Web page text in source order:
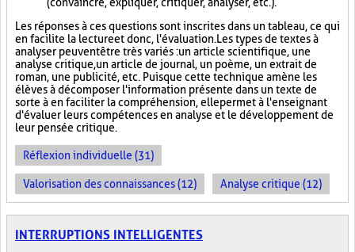
Les réponses à ces questions sont inscrites dans un tableau, ce qui
en facilite la lecture et donc, l'évaluation. Les types de textes à
analyser peuvent être très variés : un article scientifique, une
analyse critique, un article de journal, un poème, un extrait de
roman, une publicité, etc. Puisque cette technique amène les
élèves à décomposer l'information présente dans un texte de
sorte à en faciliter la compréhension, elle permet à l'enseignant
d'évaluer leurs compétences en analyse et le développement de
leur pensée critique.
Réflexion individuelle (31)
Valorisation des connaissances (12) Analyse critique (12)
INTERRUPTIONS INTELLIGENTES